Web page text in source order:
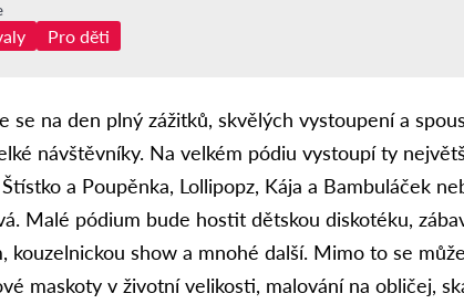
Pro děti
se na den plný zážitků, skvělých vystoupení a
návštěvníky. Na velkém pódiu vystoupí ty
a Poupěnka, Lollipopz, Kája a Bambuláček
Malé pódium bude hostit dětskou diskotéku,
kouzelnickou show a mnohé další. Mimo to se
maskoty v životní velikosti, malování na obličej,